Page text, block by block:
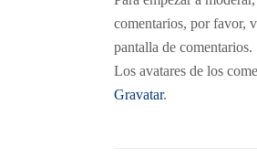
comentarios, por favor,
pantalla de comentarios.
Los avatares de los
Gravatar.